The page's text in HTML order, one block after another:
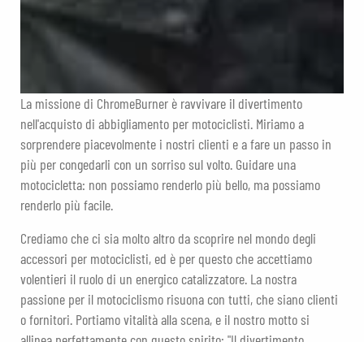
La missione di ChromeBurner è ravvivare il divertimento
nell'acquisto di abbigliamento per motociclisti. Miriamo a
sorprendere piacevolmente i nostri clienti e a fare un passo in
più per congedarli con un sorriso sul volto. Guidare una
motocicletta: non possiamo renderlo più bello, ma possiamo
renderlo più facile.
Crediamo che ci sia molto altro da scoprire nel mondo degli
accessori per motociclisti, ed è per questo che accettiamo
volentieri il ruolo di un energico catalizzatore. La nostra
passione per il motociclismo risuona con tutti, che siano clienti
o fornitori. Portiamo vitalità alla scena, e il nostro motto si